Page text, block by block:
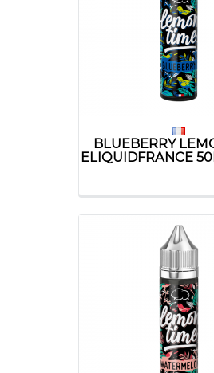
BLUEBERRY
ELIQUIDFRANCE